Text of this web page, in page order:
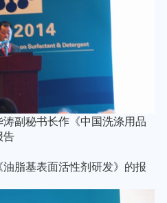
副秘书长作《中国洗涤用品
告
脂基表面活性剂研发》的报